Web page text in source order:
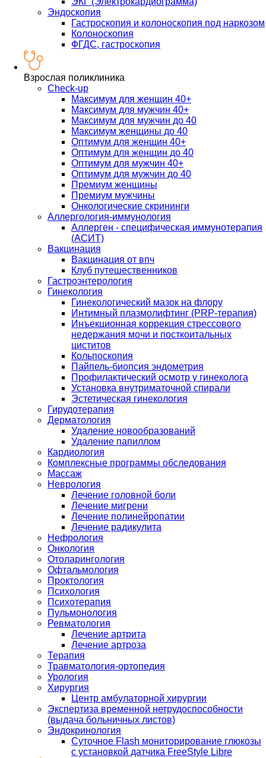
Эндоскопия
Гастроскопия и колоноскопия под наркозом
Колоноскопия
ФГДС, гастроскопия
Взрослая поликлиника
Check-up
Максимум для женщин 40+
Максимум для мужчин 40+
Максимум для мужчин до 40
Максимум женщины до 40
Оптимум для женщин 40+
Оптимум для женщин до 40
Оптимум для мужчин 40+
Оптимум для мужчин до 40
Премиум женщины
Премиум мужчины
Онкологические скрининги
Аллергология-иммунология
Аллерген - специфическая иммунотерапия
(АСИТ)
Вакцинация
Вакцинация от впч
Клуб путешественников
Гастроэнтерология
Гинекология
Гинекологический мазок на флору
Интимный плазмолифтинг (PRP-терапия)
Инъекционная коррекция стрессового
недержания мочи и посткоитальных
циститов
Кольпоскопия
Пайпель-биопсия эндометрия
Профилактический осмотр у гинеколога
Установка внутриматочной спирали
Эстетическая гинекология
Гирудотерапия
Дерматология
Удаление новообразований
Удаление папиллом
Кардиология
Комплексные программы обследования
Массаж
Неврология
Лечение головной боли
Лечение мигрени
Лечение полинейропатии
Лечение радикулита
Нефрология
Онкология
Отоларингология
Офтальмология
Проктология
Психология
Психотерапия
Пульмонология
Ревматология
Лечение артрита
Лечение артроза
Терапия
Травматология-ортопедия
Урология
Хирургия
Центр амбулаторной хирургии
Экспертиза временной нетрудоспособности
(выдача больничных листов)
Эндокринология
Суточное Flash мониторирование глюкозы
с установкой датчика FreeStyle Libre